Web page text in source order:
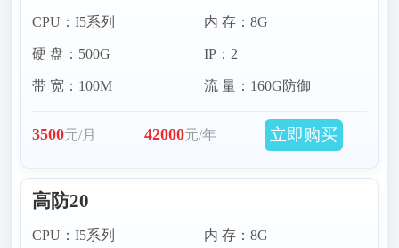
CPU：I5系列
硬 盘：500G
带 宽：100M
内 存：8G
IP：2
流 量：160G防御
3500元/月 42000元/年 立即购买
高防20
CPU：I5系列 内 存：8G